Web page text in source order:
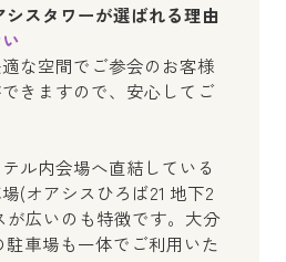
スタワーが選ばれる理由
な空間でご参会のお客様
きますので、安心してご
ル内会場へ直結している
(オアシスひろば21 地下2
が広いのも特徴です。大分
駐車場も一体でご利用いた